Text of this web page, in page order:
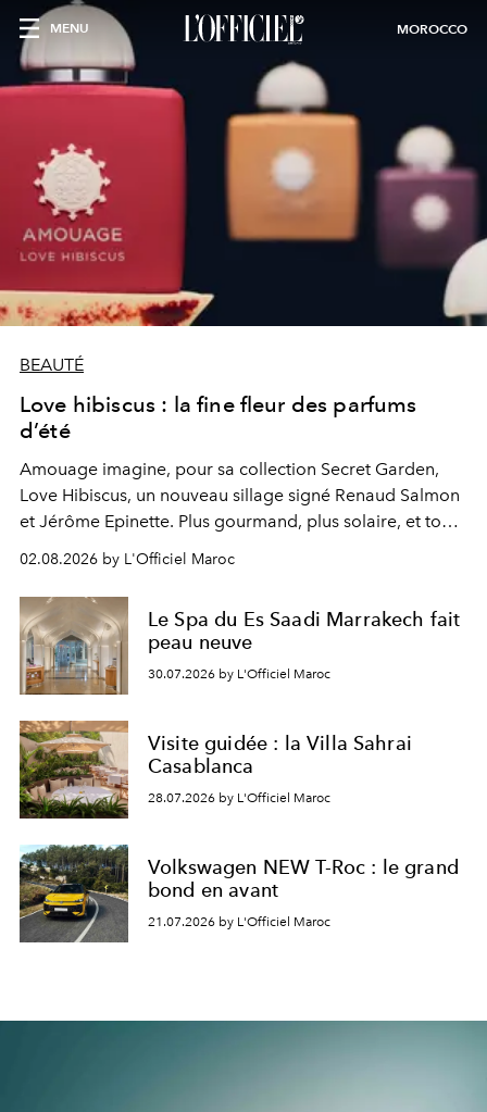
MENU MOROCCO
BEAUTÉ
Love hibiscus : la fine fleur des parfums
d’été
Amouage imagine, pour sa collection Secret Garden,
Love Hibiscus, un nouveau sillage signé Renaud Salmon
et Jérôme Epinette. Plus gourmand, plus solaire, et tout
à fait irrésistible.
02.08.2026 by L'Officiel Maroc
Le Spa du Es Saadi Marrakech fait
peau neuve
30.07.2026 by L'Officiel Maroc
Visite guidée : la Villa Sahrai
Casablanca
28.07.2026 by L'Officiel Maroc
Volkswagen NEW T-Roc : le grand
bond en avant
21.07.2026 by L'Officiel Maroc